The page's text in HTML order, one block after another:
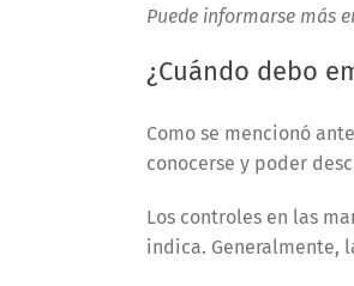
Puede informarse más
¿Cuándo debo
Como se mencionó
conocerse y poder
Los controles en las
indica. Generalmente,